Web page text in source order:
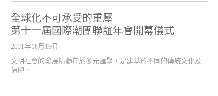
全球化不可承受的重壓
第十一屆國際潮團聯誼年會開幕儀式
2001年10月19日
文明社會的發展精髓在於多元匯聚，是建基於不同的傳統文化及
信仰。